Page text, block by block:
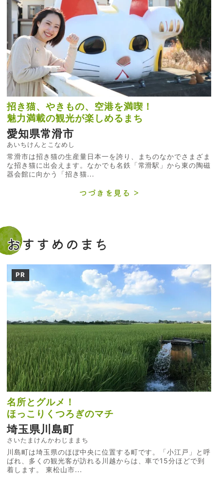
招き猫、やきもの、空港を満喫！
魅力満載の観光が楽しめるまち
愛知県常滑市
あいちけんとこなめし
常滑市は招き猫の生産量日本一を誇り、まちのなかでさまざま
な招き猫に出会えます。なかでも名鉄「常滑駅」から東の陶磁
器会館に向かう「招き猫...
つづきを見る
おすすめのまち
PR
名所とグルメ！
ほっこりくつろぎのマチ
埼玉県川島町
さいたまけんかわじままち
川島町は埼玉県のほぼ中央に位置する町です。「小江戸」と呼
ばれ、多くの観光客が訪れる川越からは、車で15分ほどで到
着します。 東松山市...